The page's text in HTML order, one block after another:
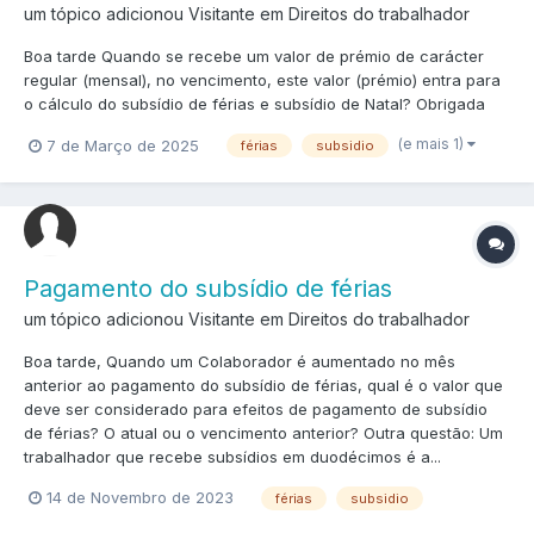
um tópico adicionou Visitante em Direitos do trabalhador
Boa tarde Quando se recebe um valor de prémio de carácter
regular (mensal), no vencimento, este valor (prémio) entra para
o cálculo do subsídio de férias e subsídio de Natal? Obrigada
7 de Março de 2025 férias subsidio (e mais 1)
Pagamento do subsídio de férias
um tópico adicionou Visitante em Direitos do trabalhador
Boa tarde, Quando um Colaborador é aumentado no mês
anterior ao pagamento do subsídio de férias, qual é o valor que
deve ser considerado para efeitos de pagamento de subsídio
de férias? O atual ou o vencimento anterior? Outra questão: Um
trabalhador que recebe subsídios em duodécimos é a...
14 de Novembro de 2023 férias subsidio